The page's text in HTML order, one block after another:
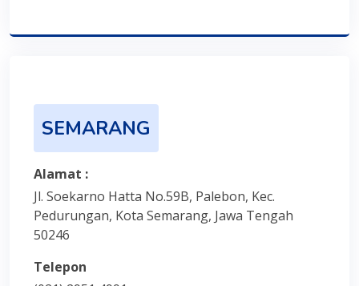
SEMARANG
Alamat :
Jl. Soekarno Hatta No.59B, Palebon, Kec.
Pedurungan, Kota Semarang, Jawa Tengah
50246
Telepon